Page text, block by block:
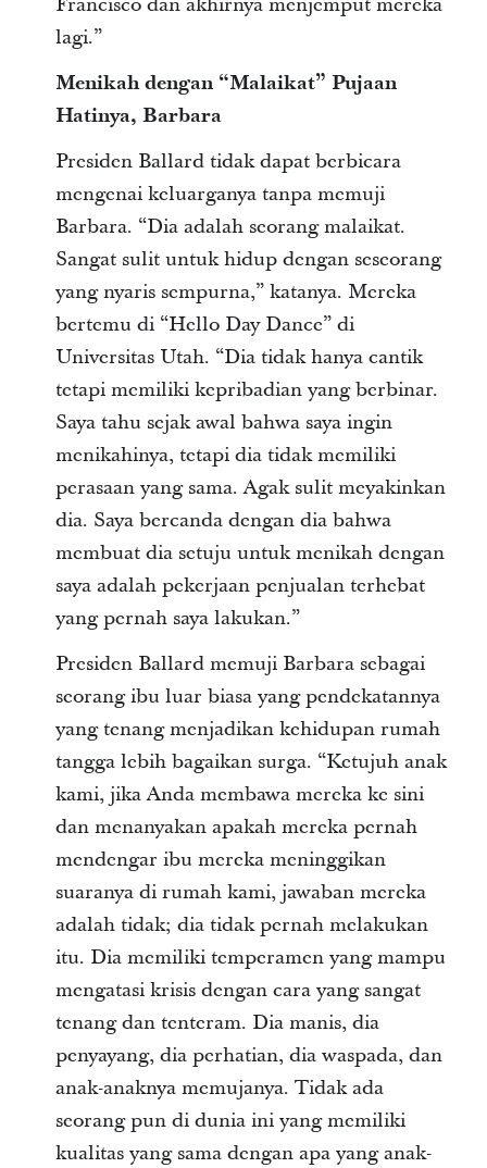
lagi.”
Menikah dengan “Malaikat” Pujaan
Hatinya, Barbara
Presiden Ballard tidak dapat berbicara
mengenai keluarganya tanpa memuji
Barbara. “Dia adalah seorang malaikat.
Sangat sulit untuk hidup dengan seseorang
yang nyaris sempurna,” katanya. Mereka
bertemu di “Hello Day Dance” di
Universitas Utah. “Dia tidak hanya cantik
tetapi memiliki kepribadian yang berbinar.
Saya tahu sejak awal bahwa saya ingin
menikahinya, tetapi dia tidak memiliki
perasaan yang sama. Agak sulit meyakinkan
dia. Saya bercanda dengan dia bahwa
membuat dia setuju untuk menikah dengan
saya adalah pekerjaan penjualan terhebat
yang pernah saya lakukan.”
Presiden Ballard memuji Barbara sebagai
seorang ibu luar biasa yang pendekatannya
yang tenang menjadikan kehidupan rumah
tangga lebih bagaikan surga. “Ketujuh anak
kami, jika Anda membawa mereka ke sini
dan menanyakan apakah mereka pernah
mendengar ibu mereka meninggikan
suaranya di rumah kami, jawaban mereka
adalah tidak; dia tidak pernah melakukan
itu. Dia memiliki temperamen yang mampu
mengatasi krisis dengan cara yang sangat
tenang dan tenteram. Dia manis, dia
penyayang, dia perhatian, dia waspada, dan
anak-anaknya memujanya. Tidak ada
seorang pun di dunia ini yang memiliki
kualitas yang sama dengan apa yang anak-